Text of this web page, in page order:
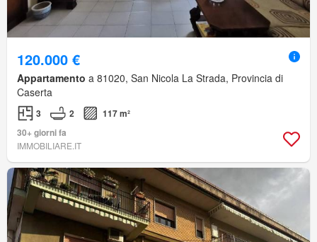
120.000 €
Appartamento a 81020, San Nicola La Strada, Provincia di
Caserta
3 2
117 m²
30+ giorni fa
IMMOBILIARE.IT